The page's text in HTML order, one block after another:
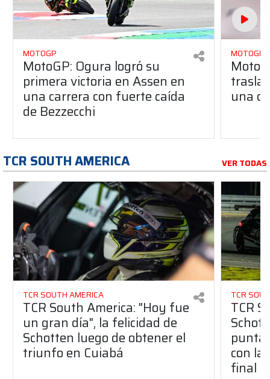
MOTOGP
MotoGP: Ogura logró su
primera victoria en Assen en
una carrera con fuerte caída
de Bezzecchi
MOTOGP
una
TCR SOUTH AMERICA VER TODAS
TCR SOUTH AMERICA
TCR South America: "Hoy fue
un gran día", la felicidad de
Schotten luego de obtener el
triunfo en Cuiabá
TCR
TCR
punta
con la
final